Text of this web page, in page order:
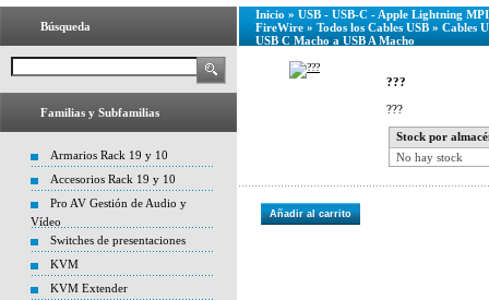
Búsqueda
Familias y Subfamilias
Armarios Rack 19 y 10
Accesorios Rack 19 y 10
Pro AV Gestión de Audio y
Vídeo
Switches de presentaciones
KVM
KVM Extender
Inicio » USB - USB-C - Apple Lightning
FireWire » Todos los Cables USB » Cables
USB C Macho a USB A Macho
???
???
Stock por
No hay stock
Añadir al carrito